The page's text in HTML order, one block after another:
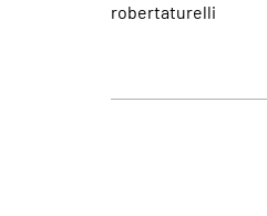
robertaturelli